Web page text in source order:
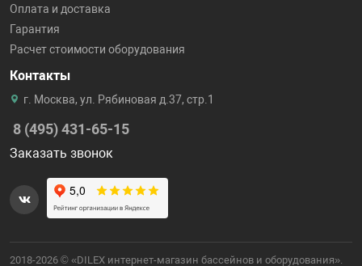
Оплата и доставка
Гарантия
Расчет стоимости оборудования
Контакты
г. Москва, ул. Рябиновая д.37, стр.1
8 (495) 431-65-15
Заказать звонок
2018-2026 © «DILEX интернет-магазин бассейнов и оборудования».